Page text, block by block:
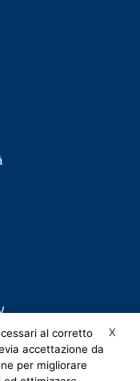
X
al corretto
accettazione da
per migliorare